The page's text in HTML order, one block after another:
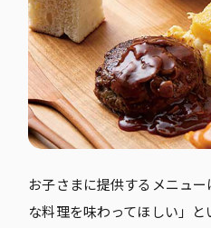
お子さまに提供するメニュ
な料理を味わってほしい」